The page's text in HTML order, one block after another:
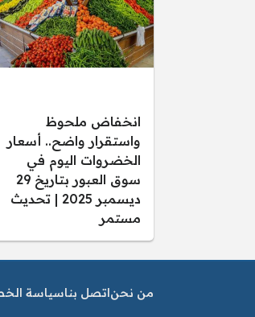
انخفاض ملحوظ
واستقرار واضح.. أسعار
الخضروات اليوم في
سوق العبور بتاريخ 29
ديسمبر 2025 | تحديث
مستمر
من نحن اتصل بناسياسة